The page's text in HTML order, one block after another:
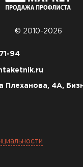
© 2010-2026
94
Плеханова, 4А,